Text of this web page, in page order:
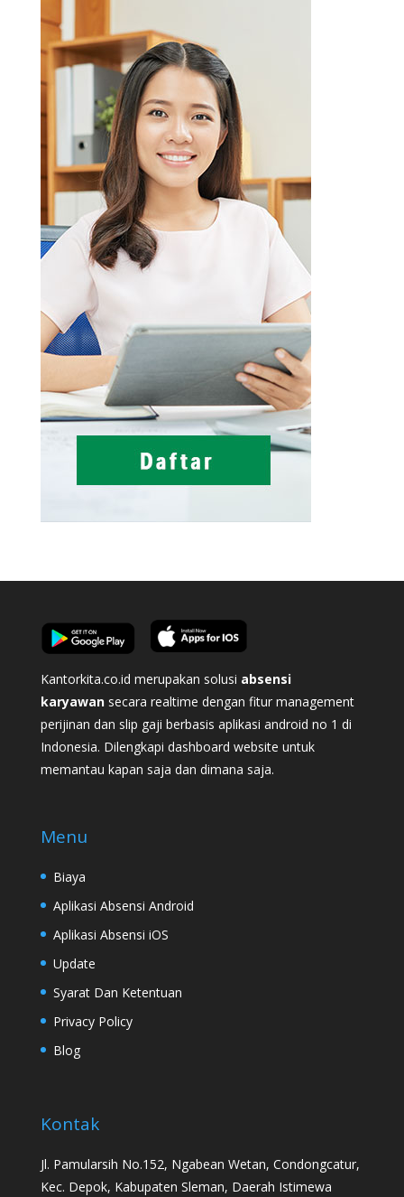
Kantorkita.co.id merupakan solusi absensi
karyawan secara realtime dengan fitur management
perijinan dan slip gaji berbasis aplikasi android no 1 di
Indonesia. Dilengkapi dashboard website untuk
memantau kapan saja dan dimana saja.
Menu
Biaya
Aplikasi Absensi Android
Aplikasi Absensi iOS
Update
Syarat Dan Ketentuan
Privacy Policy
Blog
Kontak
Jl. Pamularsih No.152, Ngabean Wetan, Condongcatur,
Kec. Depok, Kabupaten Sleman, Daerah Istimewa